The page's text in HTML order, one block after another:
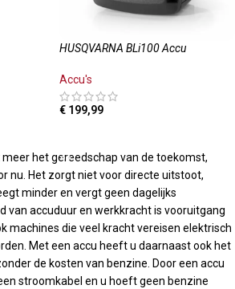
HUSQVARNA BLi100 Accu
Accu's
€ 199,99
het gereedschap van de toekomst,
nu. Het zorgt niet voor directe uitstoot,
minder en vergt geen dagelijks
van accuduur en werkkracht is vooruitgang
machines die veel kracht vereisen elektrisch
Met een accu heeft u daarnaast ook het
de kosten van benzine. Door een accu
stroomkabel en u hoeft geen benzine